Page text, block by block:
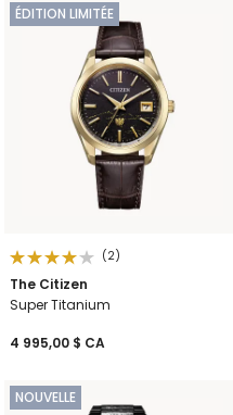
ÉDITION LIMITÉE
(2)
The Citizen
Super Titanium
4 995,00 $ CA
NOUVELLE